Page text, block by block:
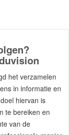
het verzamelen
in informatie en
hiervan is
te bereiken en
van de